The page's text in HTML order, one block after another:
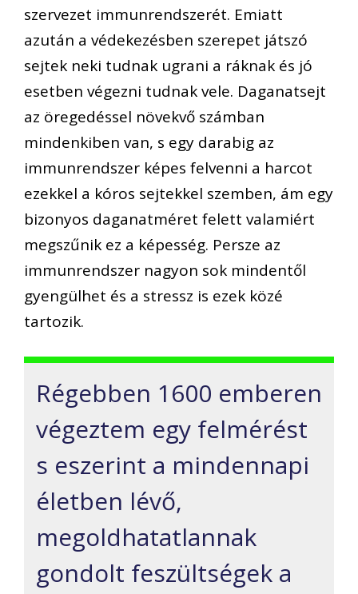
szervezet immunrendszerét. Emiatt
azután a védekezésben szerepet játszó
sejtek neki tudnak ugrani a ráknak és jó
esetben végezni tudnak vele. Daganatsejt
az öregedéssel növekvő számban
mindenkiben van, s egy darabig az
immunrendszer képes felvenni a harcot
ezekkel a kóros sejtekkel szemben, ám egy
bizonyos daganatméret felett valamiért
megszűnik ez a képesség. Persze az
immunrendszer nagyon sok mindentől
gyengülhet és a stressz is ezek közé
tartozik.
Régebben 1600 emberen
végeztem egy felmérést
s eszerint a mindennapi
életben lévő,
megoldhatatlannak
gondolt feszültségek a